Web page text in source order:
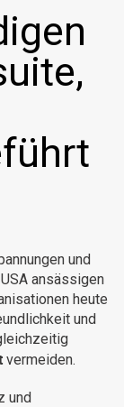
und
ansässigen
heute
und
vermeiden.
und